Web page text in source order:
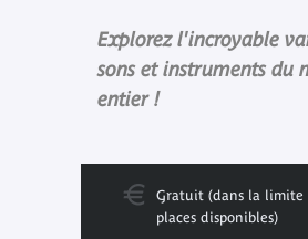
Explorez l'incroyable
sons et instruments du
entier !
Gratuit (dans la limite
places disponibles)